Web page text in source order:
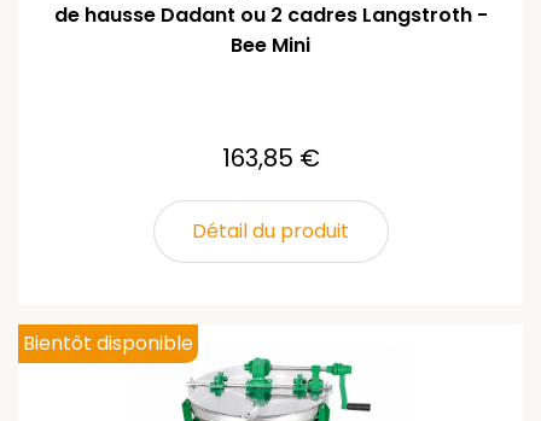
de hausse Dadant ou 2 cadres Langstroth -
Bee Mini
163,85 €
Détail du produit
Bientôt disponible